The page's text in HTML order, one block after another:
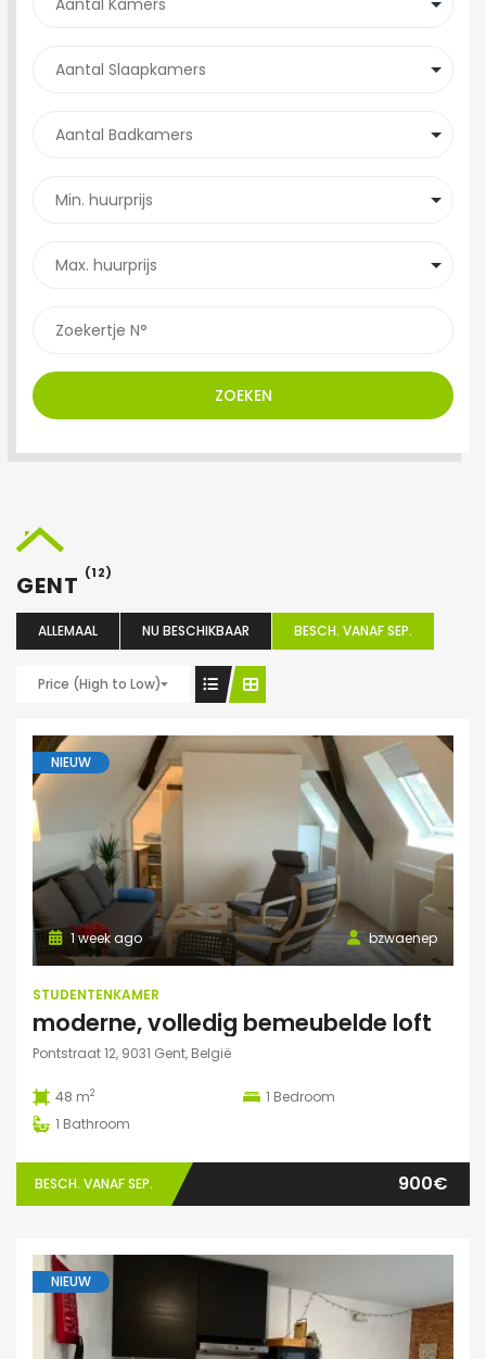
ZOEKEN
GENT (12)
ALLEMAAL NU BESCHIKBAAR BESCH. VANAF SEP.
Price (High to Low)
NIEUW
bzwaenep
1 week ago
STUDENTENKAMER
moderne, volledig bemeubelde loft
Pontstraat 12, 9031 Gent, België
48 m2 1 Bedroom
1 Bathroom
BESCH. VANAF SEP. 900€
NIEUW